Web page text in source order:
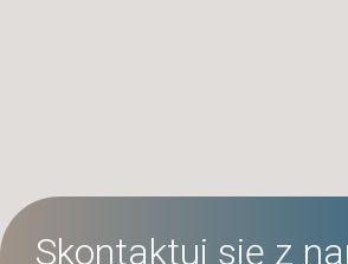
Skontaktuj się z